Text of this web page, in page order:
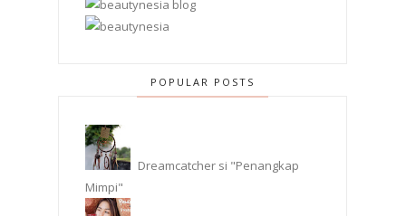
POPULAR POSTS
Dreamcatcher si "Penangkap
Mimpi"